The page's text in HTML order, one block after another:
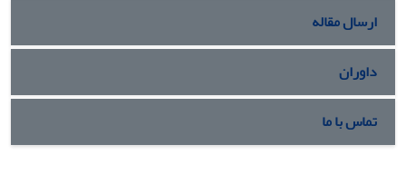
ارسال مقاله
داوران
تماس با ما